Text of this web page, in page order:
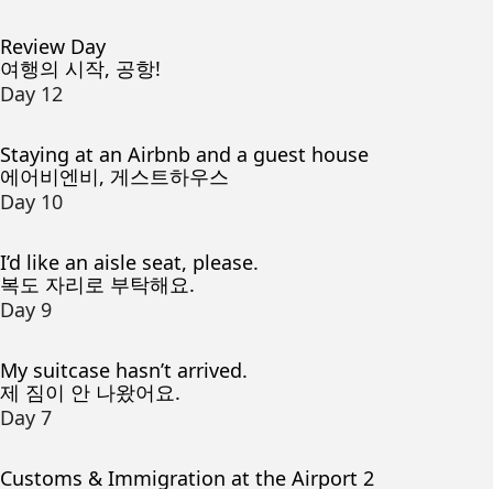
Review Day
여행의 시작, 공항!
Day 12
Staying at an Airbnb and a guest house
에어비엔비, 게스트하우스
Day 10
I’d like an aisle seat, please.
복도 자리로 부탁해요.
Day 9
My suitcase hasn’t arrived.
제 짐이 안 나왔어요.
Day 7
Customs & Immigration at the Airport 2